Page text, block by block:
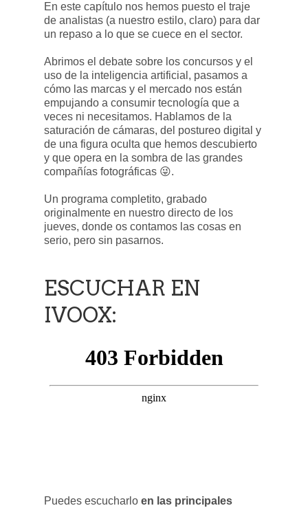
En este capítulo nos hemos puesto el traje
de analistas (a nuestro estilo, claro) para dar
un repaso a lo que se cuece en el sector.
Abrimos el debate sobre los concursos y el
uso de la inteligencia artificial, pasamos a
cómo las marcas y el mercado nos están
empujando a consumir tecnología que a
veces ni necesitamos. Hablamos de la
saturación de cámaras, del postureo digital y
de una figura oculta que hemos descubierto
y que opera en la sombra de las grandes
compañías fotográficas 😜.
Un programa completito, grabado
originalmente en nuestro directo de los
jueves, donde os contamos las cosas en
serio, pero sin pasarnos.
ESCUCHAR EN
IVOOX:
Puedes escucharlo en las principales